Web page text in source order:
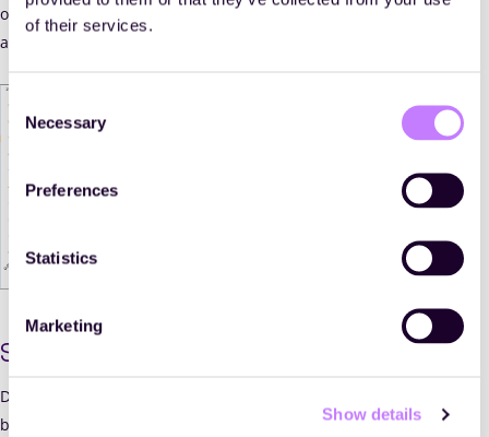
of their services.
Consent
Selection
Necessary
Preferences
Statistics
Marketing
Show details
opgeleide planprofessionals met een helikopterview om de
analyse van die ‘big data’ uit te voeren.
Scherper aan de wind gaan zeilen
Dat is niet zo abnormaal. Mede door de erg intensieve
betrokkenheid bij het bedrijfsproces en beperkte